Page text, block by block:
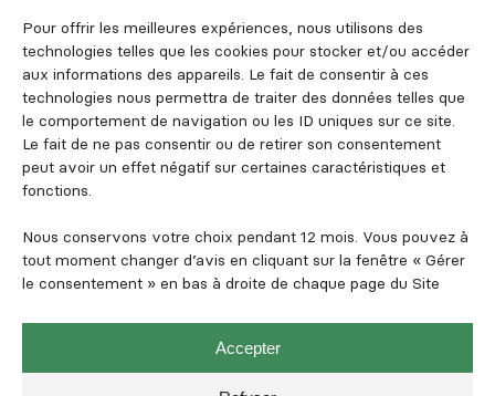
Pour offrir les meilleures expériences, nous utilisons des
technologies telles que les cookies pour stocker et/ou accéder
aux informations des appareils. Le fait de consentir à ces
technologies nous permettra de traiter des données telles que
le comportement de navigation ou les ID uniques sur ce site.
Le fait de ne pas consentir ou de retirer son consentement
peut avoir un effet négatif sur certaines caractéristiques et
fonctions.
Nous conservons votre choix pendant 12 mois. Vous pouvez à
tout moment changer d’avis en cliquant sur la fenêtre « Gérer
le consentement » en bas à droite de chaque page du Site
Accepter
Suivez-nous
Mentions légales et informations règlementaires
Politique de cookies